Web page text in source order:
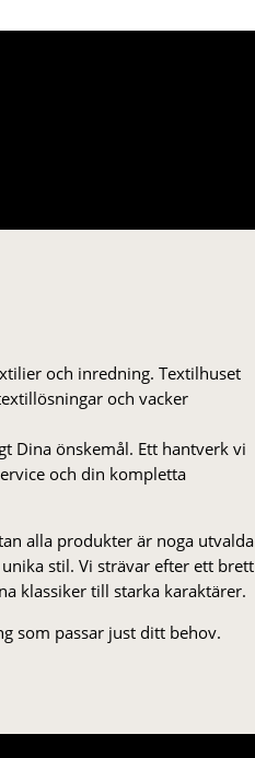
och inredning. Textilhuset
och vacker
Dina önskemål. Ett hantverk vi
och din kompletta
alla produkter är noga utvalda
stil. Vi strä­var efter ett brett
klas­siker till starka karaktärer.
som passar just ditt behov.